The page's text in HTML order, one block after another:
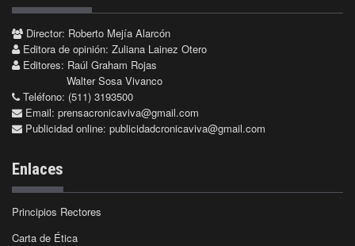
Director: Roberto Mejía Alarcón
Editora de opinión: Zuliana Lainez Otero
Editores: Raúl Graham Rojas
Walter Sosa Vivanco
Teléfono: (511) 3193500
Email: prensacronicaviva@gmail.com
Publicidad online: publicidadcronicaviva@gmail.com
Enlaces
Principios Rectores
Carta de Ética